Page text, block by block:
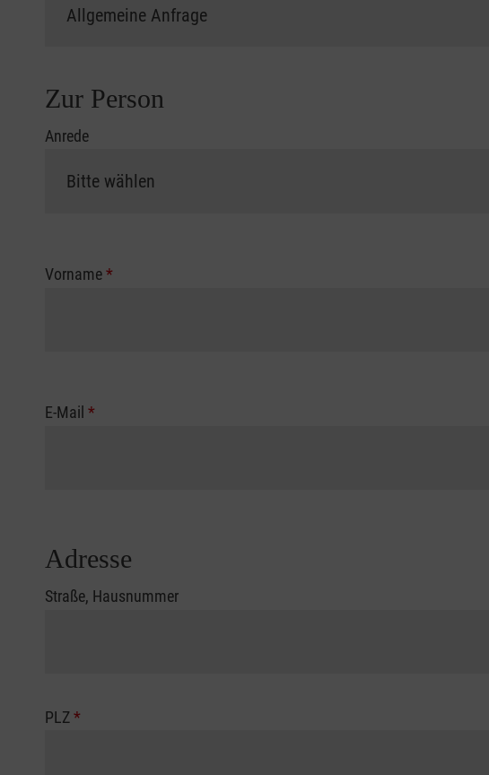
Zur Person
Anrede
Vorname*
E-Mail *
Adresse
Straße, Hausnummer
PLZ*